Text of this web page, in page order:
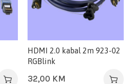
HDMI 2.0 kabal 2m 923-02
RGBlink
32,00 KM